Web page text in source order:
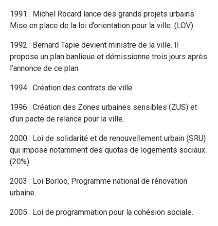
1991 : Michel Rocard lance des grands projets urbains.
Mise en place de la loi d’orientation pour la ville. (LOV).
1992 : Bernard Tapie devient ministre de la ville. Il
propose un plan banlieue et démissionne trois jours après
l’annonce de ce plan.
1994 : Création des contrats de ville.
1996 : Création des Zones urbaines sensibles (ZUS) et
d’un pacte de relance pour la ville.
2000 : Loi de solidarité et de renouvellement urbain (SRU)
qui impose notamment des quotas de logements sociaux.
(20%)
2003 : Loi Borloo, Programme national de rénovation
urbaine.
2005 : Loi de programmation pour la cohésion sociale.